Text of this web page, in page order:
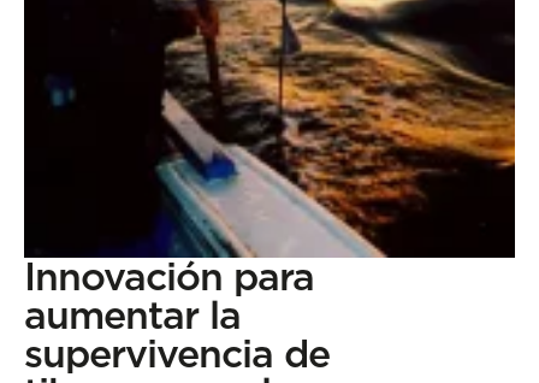
Innovación para
aumentar la
supervivencia de